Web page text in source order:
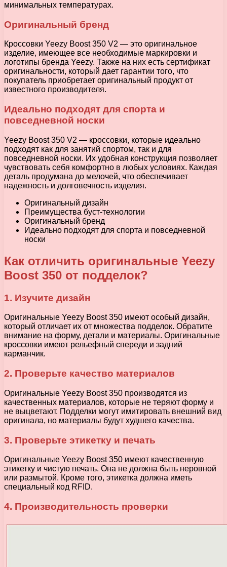
минимальных температурах.
Оригинальный бренд
Кроссовки Yeezy Boost 350 V2 — это оригинальное
изделие, имеющее все необходимые маркировки и
логотипы бренда Yeezy. Также на них есть сертификат
оригинальности, который дает гарантии того, что
покупатель приобретает оригинальный продукт от
известного производителя.
Идеально подходят для спорта и
повседневной носки
Yeezy Boost 350 V2 — кроссовки, которые идеально
подходят как для занятий спортом, так и для
повседневной носки. Их удобная конструкция позволяет
чувствовать себя комфортно в любых условиях. Каждая
деталь продумана до мелочей, что обеспечивает
надежность и долговечность изделия.
Оригинальный дизайн
Преимущества буст-технологии
Оригинальный бренд
Идеально подходят для спорта и повседневной
носки
Как отличить оригинальные Yeezy
Boost 350 от подделок?
1. Изучите дизайн
Оригинальные Yeezy Boost 350 имеют особый дизайн,
который отличает их от множества подделок. Обратите
внимание на форму, детали и материалы. Оригинальные
кроссовки имеют рельефный спереди и задний
карманчик.
2. Проверьте качество материалов
Оригинальные Yeezy Boost 350 производятся из
качественных материалов, которые не теряют форму и
не выцветают. Подделки могут имитировать внешний вид
оригинала, но материалы будут худшего качества.
3. Проверьте этикетку и печать
Оригинальные Yeezy Boost 350 имеют качественную
этикетку и чистую печать. Она не должна быть неровной
или размытой. Кроме того, этикетка должна иметь
специальный код RFID.
4. Производительность проверки